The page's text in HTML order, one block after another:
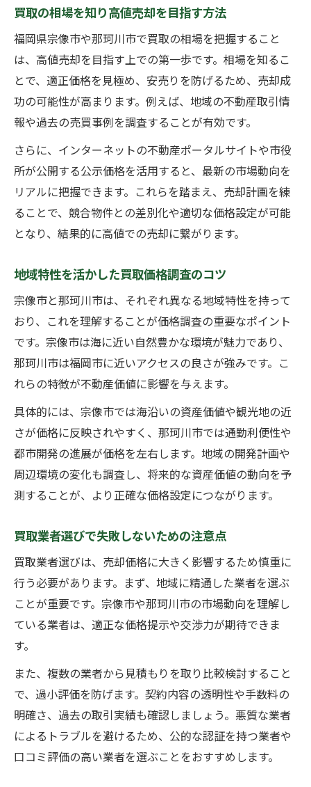
売却時のタイミングが買取価格に与える影
響
資産価値を活かした買取戦略の立て方解説
買取価格調査で参考にすべき最新情報とは
市場動向を読む買取戦略の立て方
最新の市場動向を反映した買取戦略のコツ
福岡エリアの買取動向を正確に把握する方
法
高値売却を目指すための情報収集のポイン
ト
資産運用に役立つ買取価格の分析手法
資産価値を見抜く価格調査のポイント
買取で評価される資産価値の見極め方
土地や物件の価値を正確に把握する手順
買取価格に影響する周辺環境の調査法
評価額と実勢価格の違いを理解する重要性
税金や手続き面から見た買取価格の注意点
売却成功へ導く最新の買取価格情報
最新トレンドを踏まえた買取価格調査術
買取価格が上がる条件とは何かを解説
売却前に知っておきたい価格変動のポイン
事例で見る高値買取の成功パターン
情報収集で差がつく買取価格の見極め術
安心取引に役立つ調査ノウハウ公開
安心して買取を進めるための調査ポイント
資産運用初心者に最適な買取調査ガイド
安全な取引を実現するための情報管理術
買取の相場を知り高値売却を目指す方法
福岡県宗像市や那珂川市で買取の相場を把握すること
は、高値売却を目指す上での第一歩です。相場を知るこ
とで、適正価格を見極め、安売りを防げるため、売却成
功の可能性が高まります。例えば、地域の不動産取引情
報や過去の売買事例を調査することが有効です。
さらに、インターネットの不動産ポータルサイトや市役
所が公開する公示価格を活用すると、最新の市場動向を
リアルに把握できます。これらを踏まえ、売却計画を練
ることで、競合物件との差別化や適切な価格設定が可能
となり、結果的に高値での売却に繋がります。
地域特性を活かした買取価格調査のコツ
宗像市と那珂川市は、それぞれ異なる地域特性を持って
おり、これを理解することが価格調査の重要なポイント
です。宗像市は海に近い自然豊かな環境が魅力であり、
那珂川市は福岡市に近いアクセスの良さが強みです。こ
れらの特徴が不動産価値に影響を与えます。
具体的には、宗像市では海沿いの資産価値や観光地の近
さが価格に反映されやすく、那珂川市では通勤利便性や
都市開発の進展が価格を左右します。地域の開発計画や
周辺環境の変化も調査し、将来的な資産価値の動向を予
測することが、より正確な価格設定につながります。
買取業者選びで失敗しないための注意点
買取業者選びは、売却価格に大きく影響するため慎重に
行う必要があります。まず、地域に精通した業者を選ぶ
ことが重要です。宗像市や那珂川市の市場動向を理解し
ている業者は、適正な価格提示や交渉力が期待できま
す。
また、複数の業者から見積もりを取り比較検討すること
で、過小評価を防げます。契約内容の透明性や手数料の
明確さ、過去の取引実績も確認しましょう。悪質な業者
によるトラブルを避けるため、公的な認証を持つ業者や
口コミ評価の高い業者を選ぶことをおすすめします。